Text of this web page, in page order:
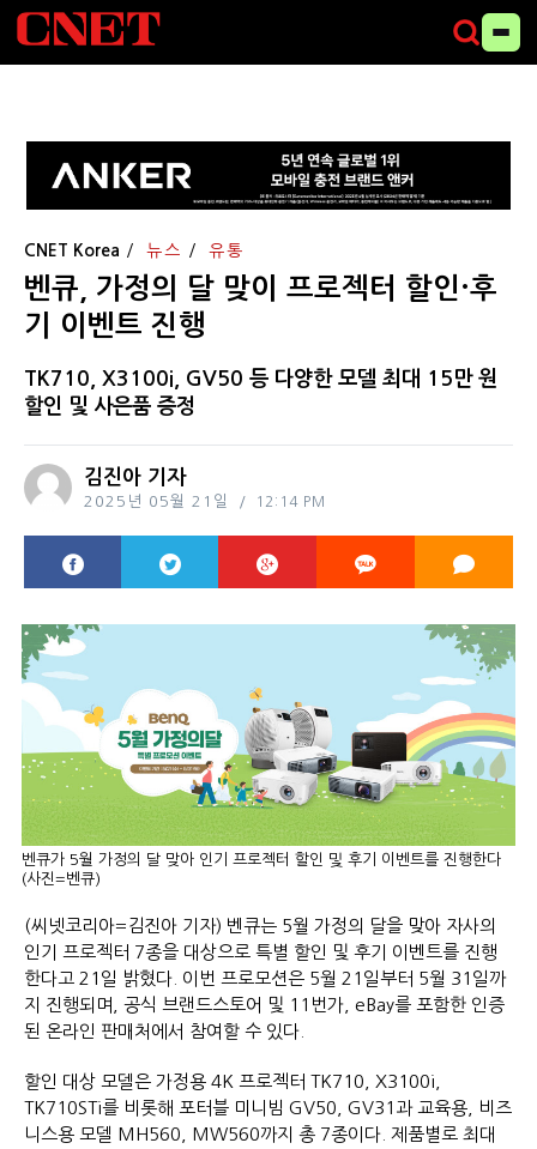
CNET Korea 뉴스 유통
벤큐, 가정의 달 맞이 프로젝터 할인·후
기 이벤트 진행
TK710, X3100i, GV50 등 다양한 모델 최대 15만 원
할인 및 사은품 증정
김진아 기자
2025년 05월 21일 12:14 PM
벤큐가 5월 가정의 달 맞아 인기 프로젝터 할인 및 후기 이벤트를 진행한다
(사진=벤큐)
(씨넷코리아=김진아 기자) 벤큐는 5월 가정의 달을 맞아 자사의
인기 프로젝터 7종을 대상으로 특별 할인 및 후기 이벤트를 진행
한다고 21일 밝혔다. 이번 프로모션은 5월 21일부터 5월 31일까
지 진행되며, 공식 브랜드스토어 및 11번가, eBay를 포함한 인증
된 온라인 판매처에서 참여할 수 있다.
할인 대상 모델은 가정용 4K 프로젝터 TK710, X3100i,
TK710STi를 비롯해 포터블 미니빔 GV50, GV31과 교육용, 비즈
니스용 모델 MH560, MW560까지 총 7종이다. 제품별로 최대